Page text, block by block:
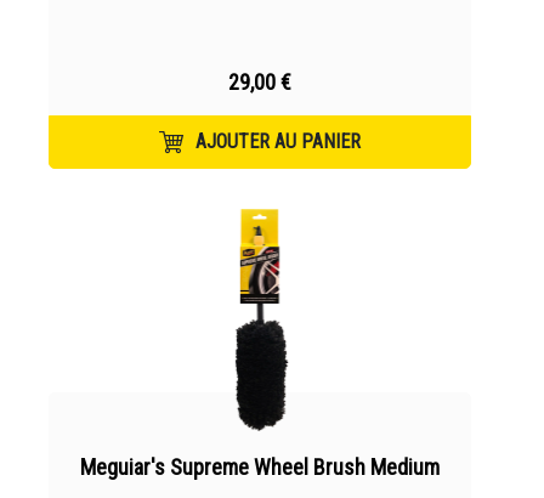
29,00 €
AJOUTER AU PANIER
Meguiar's Supreme Wheel Brush Medium